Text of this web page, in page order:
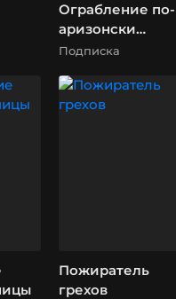
Ограбление по-
аризонски
(Последняя
округе Юма)
Подписка
Пожиратель
грехов